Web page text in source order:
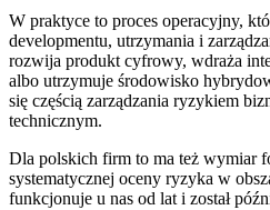
W praktyce to proces operacyjny,
developmentu, utrzymania i
rozwija produkt cyfrowy, wdraża
albo utrzymuje środowisko
się częścią zarządzania ryzykiem
technicznym.
Dla polskich firm to ma też wymiar
systematycznej oceny ryzyka w
funkcjonuje u nas od lat i został